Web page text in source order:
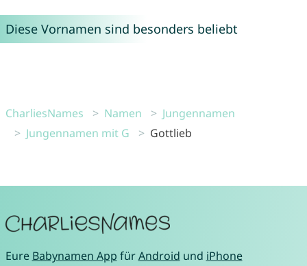
Diese Vornamen sind besonders beliebt
CharliesNames Namen
Jungennamen
Jungennamen mit G
Gottlieb
Eure Babynamen App fürAndroid und iPhone